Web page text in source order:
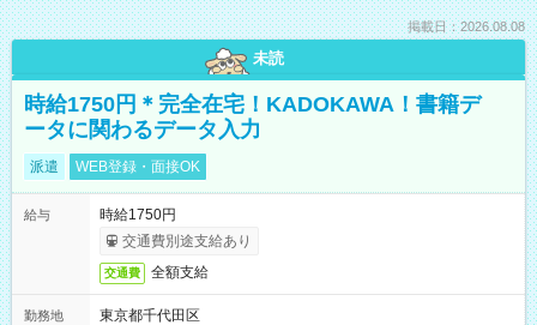
掲載日：2026.08.08
未読
時給1750円＊完全在宅！KADOKAWA！書籍デ
ータに関わるデータ入力
派遣 WEB登録・面接OK
給与
時給1750円
交通費別途支給あり
交通費 全額支給
勤務地
東京都千代田区